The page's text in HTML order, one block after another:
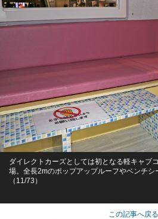
ダイレクトカーズとしては初となる軽キャブ
場。全長2mのポップアップルーフやベンチシ
（11/73）
この記事へ戻る